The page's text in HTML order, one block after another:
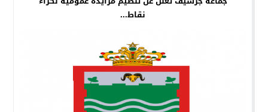
نقاط...